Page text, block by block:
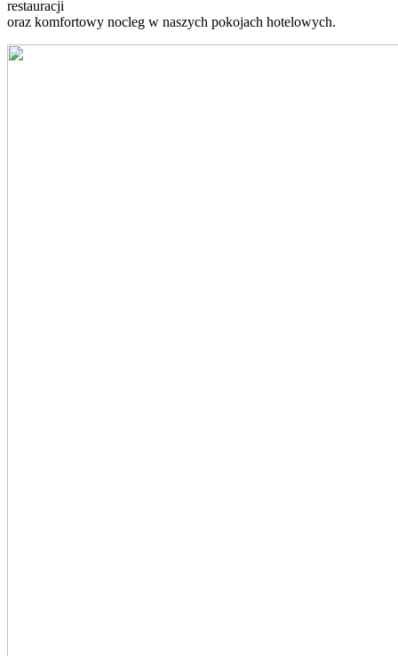
restauracji
oraz komfortowy nocleg w naszych pokojach hotelowych.